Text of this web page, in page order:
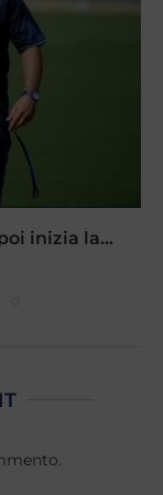
inizia la...